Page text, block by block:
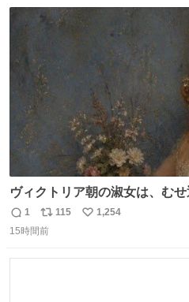
ト
ヴィクトリア朝の淑女は、む
つけるものではないとされて
肌の手入れと同じくらい、ヴィ
返
信
1
リ
ポ
115
い
1,254
15時間前